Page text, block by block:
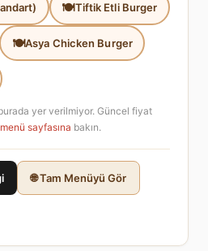
Tiftik Etli Burger
Asya Chicken Burger
yer verilmiyor. Güncel fiyat
menü sayfasına bakın.
🌐 Tam Menüyü Gör